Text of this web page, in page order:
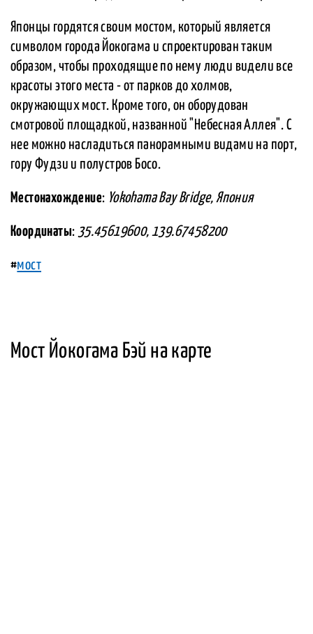
Японцы гордятся своим мостом, который является
символом города Йокогама и спроектирован таким
образом, чтобы проходящие по нему люди видели все
красоты этого места - от парков до холмов,
окружающих мост. Кроме того, он оборудован
смотровой площадкой, названной "Небесная Аллея". С
нее можно насладиться панорамными видами на порт,
гору Фудзи и полустров Босо.
Местонахождение: Yokohama Bay Bridge, Япония
Координаты: 35.45619600, 139.67458200
#мост
Мост Йокогама Бэй на карте